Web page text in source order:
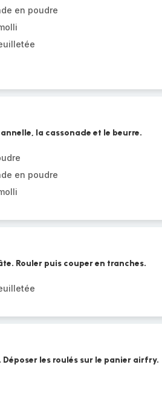
en poudre
la cassonade et le beurre.
en poudre
Rouler puis couper en tranches.
les roulés sur le panier airfry.